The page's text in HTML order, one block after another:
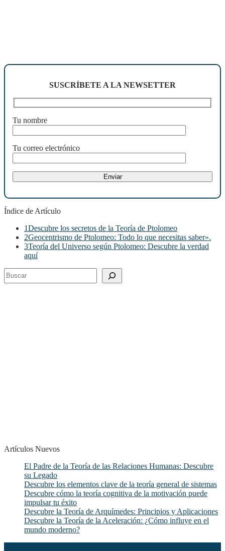
SUSCRÍBETE A LA NEWSETTER
Tu nombre
Tu correo electrónico
Índice de Artículo
1Descubre los secretos de la Teoría de Ptolomeo
2Geocentrismo de Ptolomeo: Todo lo que necesitas saber».
3Teoría del Universo según Ptolomeo: Descubre la verdad
aquí
Buscar
Artículos Nuevos
El Padre de la Teoría de las Relaciones Humanas: Descubre
su Legado
Descubre los elementos clave de la teoría general de sistemas
Descubre cómo la teoría cognitiva de la motivación puede
impulsar tu éxito
Descubre la Teoría de Arquímedes: Principios y Aplicaciones
Descubre la Teoría de la Aceleración: ¿Cómo influye en el
mundo moderno?